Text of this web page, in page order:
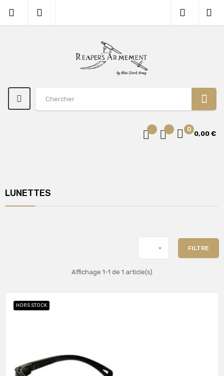
0
0,00 €
LUNETTES
 FILTRE
Affichage 1-1 de 1 article(s)
HORS STOCK